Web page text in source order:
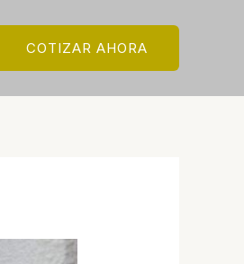
COTIZAR AHORA